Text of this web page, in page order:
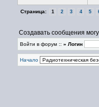
Страница: 1 2 3 4 5
Создавать сообщения
Войти в форум :: » Логин
Начало